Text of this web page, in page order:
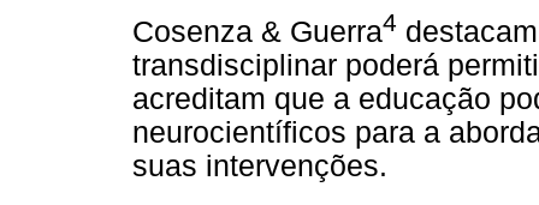
Cosenza & Guerra4
transdisciplinar poderá
acreditam que a educação
neurocientíficos para a
suas intervenções.